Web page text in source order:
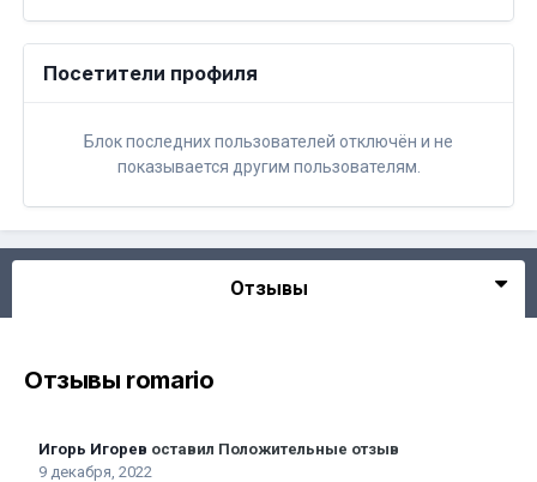
Посетители профиля
Блок последних пользователей отключён и не
показывается другим пользователям.
Отзывы
Отзывы romario
Игорь Игорев оставил Положительные отзыв
9 декабря, 2022